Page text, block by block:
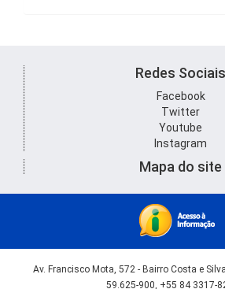
Redes Sociais
Facebook
Twitter
Youtube
Instagram
Mapa do site
Av. Francisco Mota, 572 - Bairro Costa e
59.625-900, +55 84 3317-